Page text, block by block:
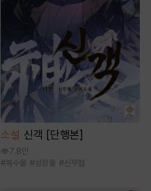
소설 신객 [단행본]
7.8만
#복수물 #성장물 #신무협